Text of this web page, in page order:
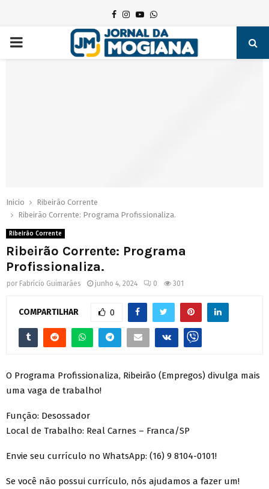
Facebook
Instagram
YoutubeWhatsapp
PRIMARY
Inicio
Ribeirão Corrente
Ribeirão Corrente: Programa Profissionaliza.
Ribeirão Corrente
Ribeirão Corrente: Programa
Profissionaliza.
por Fabrício Guimarães junho 4, 2024 0 301
COMPARTILHAR 0
O Programa Profissionaliza, Ribeirão (Empregos) divulga mais
uma vaga de trabalho!
Função: Desossador
Local de Trabalho: Real Carnes – Franca/SP
Envie seu currículo no WhatsApp: (16) 9 8104-0101!
Se você não possui currículo, nós ajudamos a fazer um!